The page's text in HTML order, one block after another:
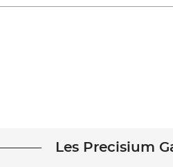
Les Precisium